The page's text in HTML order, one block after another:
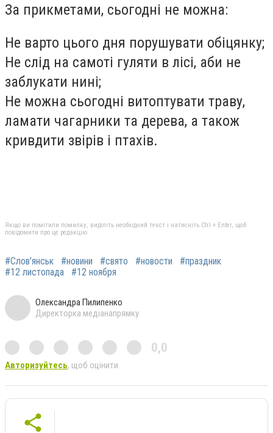
За прикметами, сьогодні не можна:
Не варто цього дня порушувати обіцянку;
Не слід на самоті гуляти в лісі, аби не
заблукати нині;
Не можна сьогодні витоптувати траву,
ламати чагарники та дерева, а також
кривдити звірів і птахів.
Якщо ви помітили помилку, виділіть необхідний текст і натисніть Ctrl + Enter, щоб
повідомити про це редакцію
#Слов’янськ #новини #свято #новости
#праздник
#12 листопада
#12 ноября
Олександра Пилипенко
Директорка медіанапрямку
0,0
Авторизуйтесь, щоб оцінити